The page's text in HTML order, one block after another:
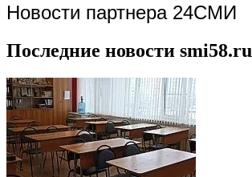
Новости партнера 24СМИ
Последние новости smi58.ru